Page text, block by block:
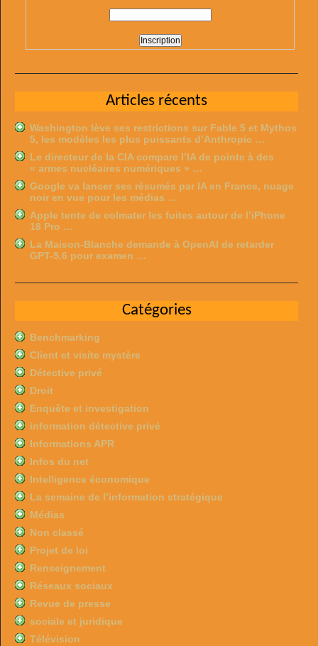
Articles récents
Washington lève ses restrictions sur Fable 5 et Mythos
5, les modèles les plus puissants d’Anthropic …
Le directeur de la CIA compare l’IA de pointe à des
« armes nucléaires numériques » …
Google va lancer ses résumés par IA en France, nuage
noir en vue pour les médias …
Apple tente de colmater les fuites autour de l’iPhone
18 Pro …
La Maison-Blanche demande à OpenAI de retarder
GPT-5.6 pour examen …
Catégories
Benchmarking
Client et visite mystère
Détective privé
Droit
Enquête et investigation
information détective privé
Informations APR
Infos du net
Intelligence économique
La semaine de l’information stratégique
Médias
Non classé
Projet de loi
Renseignement
Réseaux sociaux
Revue de presse
sociale et juridique
Télévision